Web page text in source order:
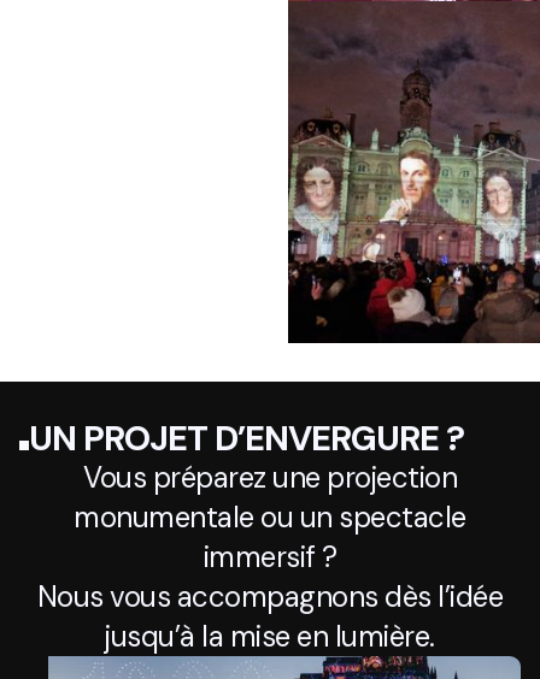
UN PROJET D’ENVERGURE ?
Vous préparez une projection
monumentale ou un spectacle
immersif ?
Nous vous accompagnons dès l’idée
jusqu’à la mise en lumière.